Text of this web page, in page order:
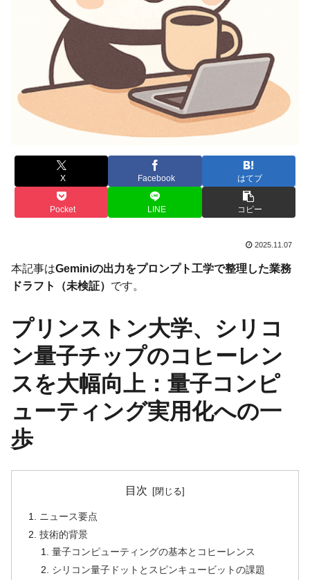
X Facebook はてブ
Pocket LINE コピー
2025.11.07
本記事はGeminiの出力をプロンプト工学で整理した業務
ドラフト（未検証） です。
プリンストン大学、シリコ
ン量子チップのコヒーレン
スを大幅向上：量子コンピ
ューティング実用化への一
歩
目次
ニュース要点
技術的背景
量子コンピューティングの基本とコヒーレンス
シリコン量子ドットとスピンキュービットの課題